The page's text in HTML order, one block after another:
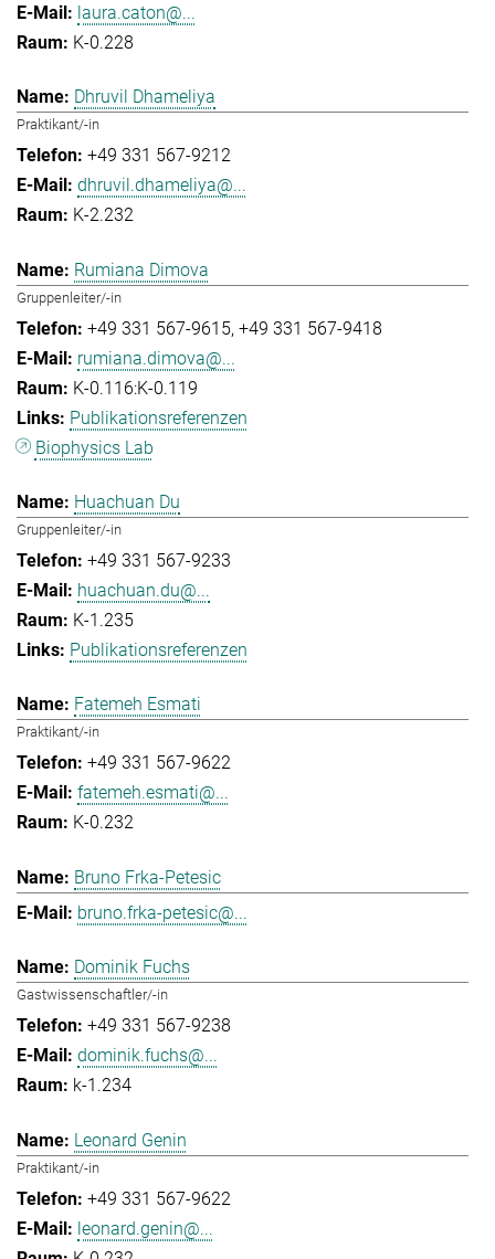
laura.caton@...
K-0.228
Dhruvil Dhameliya
Praktikant/-in
+49 331 567-9212
dhruvil.dhameliya@...
K-2.232
Rumiana Dimova
Gruppenleiter/-in
+49 331 567-9615 +49 331 567-9418
rumiana.dimova@...
K-0.116:K-0.119
Publikationsreferenzen
Biophysics Lab
Huachuan Du
Gruppenleiter/-in
+49 331 567-9233
huachuan.du@...
K-1.235
Publikationsreferenzen
Fatemeh Esmati
Praktikant/-in
+49 331 567-9622
fatemeh.esmati@...
K-0.232
Bruno Frka-Petesic
bruno.frka-petesic@...
Dominik Fuchs
Gastwissenschaftler/-in
+49 331 567-9238
dominik.fuchs@...
k-1.234
Leonard Genin
Praktikant/-in
+49 331 567-9622
leonard.genin@...